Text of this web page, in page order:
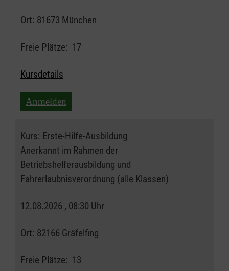
Ort: 81673 München
Freie Plätze: 17
Kursdetails
Anmelden
Kurs: Erste-Hilfe-Ausbildung
Anerkannt im Rahmen der
Betriebshelferausbildung und
Fahrerlaubnisverordnung (alle Klassen)
12.08.2026 , 08:30 Uhr
Ort: 82166 Gräfelfing
Freie Plätze: 13